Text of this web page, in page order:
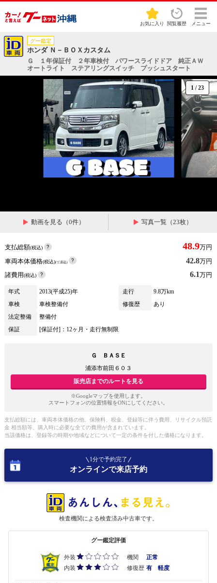
お気に入り 閲覧履歴 メニュー
グー鑑定
ホンダ Ｎ－ＢＯＸカスタム
Ｇ １年保証付 ２年車検付 パワースライドドア 純正ＡＷ
オートライト ステアリングスイッチ プッシュスタート
1 /23
動画を見る（0件） 写真一覧（23枚）
支払総額(税込) 48.9万円
車両本体価格(税込)(リ済込) 42.8万円
諸費用(税込) 6.1万円
年式 2013(平成25)年 走行
9.8万km
車検
車検整備付 修復歴
あり
法定整備
整備付
保証
[保証付]：12ヶ月・走行無制限
Ｇ ＢＡＳＥ
浦添市前田６０３
販売店までのルートを見る
※Googleマップを使用します。
スマートフォンの位置情報をONにしてください。
支払総額には、車両本体価格の他、保険料、税金、登録等に伴う費用、リサイクル預託
金 相当額等、購入時に必要な全ての費用が含まれています。
当該価格は、登録等の時期や地域などについて一定の条件を付した価格になります。
1分で予約完了
オンラインで来店予約
検査機関による検査済み中古車です。
グー鑑定評価
外装 機関
正常
内装
修復歴 有 軽度